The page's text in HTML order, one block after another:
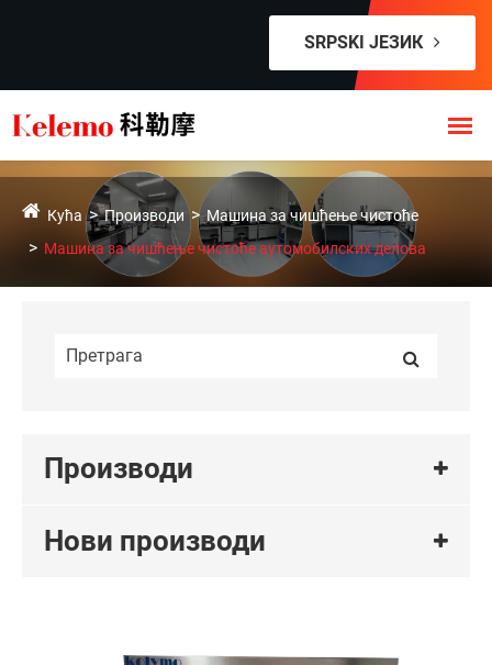
SRPSKI ЈЕЗИК
Кућа Производи
Машина за чишћење чистоће
Машина за чишћење чистоће аутомобилских делова
Производи
Нови производи